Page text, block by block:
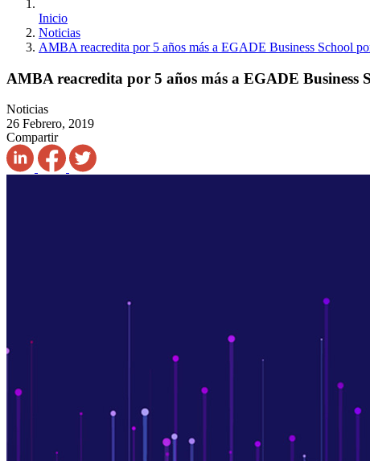
Inicio
Noticias
AMBA reacredita por 5 años más a EGADE Business School
AMBA reacredita por 5 años más a EGADE Business
Noticias
26 Febrero, 2019
Compartir